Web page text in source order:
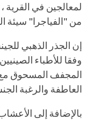
لمعالجين في
من "الفياجرا" سيئة
إن الجذر الذهبي
وفقا للأطباء
المجفف المسحوق
العاطفة والرغبة
بالإضافة إلى